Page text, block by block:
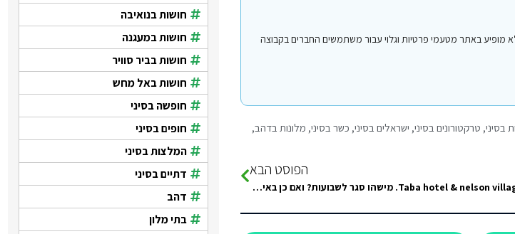
קבוצת הפייסבוק "סיני טיפים והמלצות" לפני 7 שנים. שמו או שמה לא מופיע באתר מטעמי פרטיות וגלוי עבור משתמשים החברים בקבוצה
בסיני, טרקטורונים בסיני, ישראלים בסיני, כשר בסיני, מלונות בדהב,
הפוסט הבא
מלון נלסון וילאג' Taba hotel & nelson village. מישהו סגר לשבועות? ואם כן באיזה אתר?
חושות בנואיבה
חושות במעגנה
חושות בביר סוויר
חושות באל מחש
חופשה בסיני
חופים בסיני
המלצות בסיני
דתיים בסיני
דהב
בתי מלון